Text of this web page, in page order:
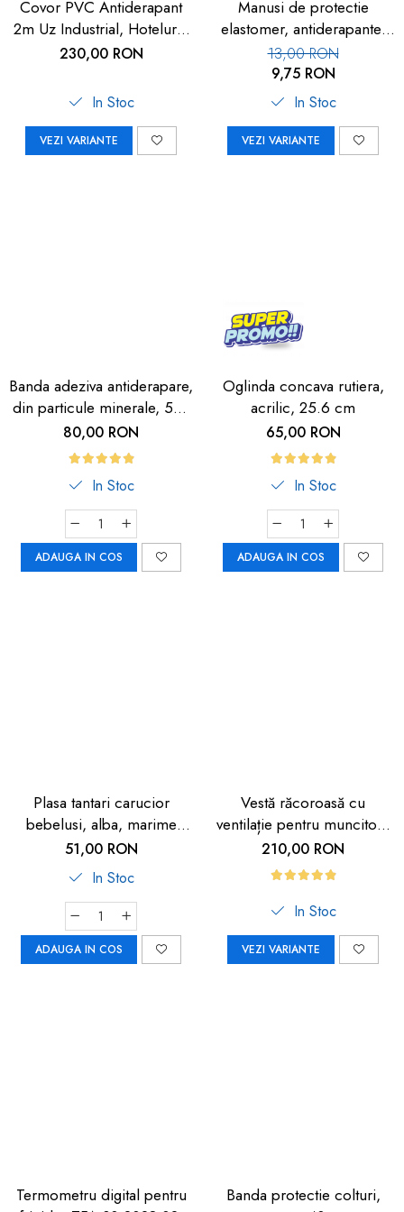
Covor PVC Antiderapant
2m Uz Industrial, Hoteluri |
Carboysafey
230,00 RON
In Stoc
VEZI VARIANTE
Manusi de protectie
elastomer, antiderapante,
set 100 buc
13,00 RON
9,75 RON
In Stoc
VEZI VARIANTE
Banda adeziva antiderapare,
din particule minerale, 5m,
neagra cu dunga
fosforescenta
80,00 RON
In Stoc
ADAUGA IN COS
Oglinda concava rutiera,
acrilic, 25.6 cm
65,00 RON
In Stoc
ADAUGA IN COS
Plasa tantari carucior
bebelusi, alba, marime
universala, Reer BiteSafe
51,00 RON
In Stoc
ADAUGA IN COS
Vestă răcoroasă cu
ventilație pentru muncitori,
sportivi și HORECA
210,00 RON
In Stoc
VEZI VARIANTE
Termometru digital pentru
Banda protectie colturi,